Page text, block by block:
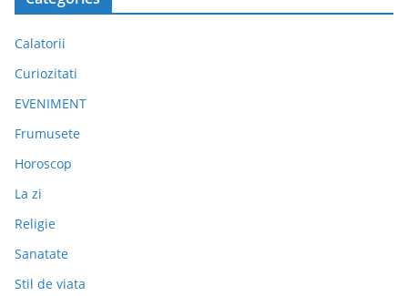
Calatorii
Curiozitati
EVENIMENT
Frumusete
Horoscop
La zi
Religie
Sanatate
Stil de viata